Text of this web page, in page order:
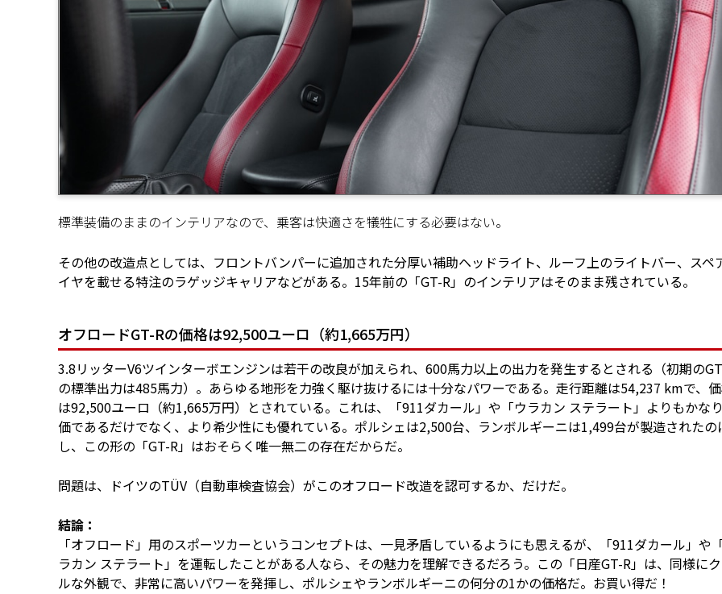
標準装備のままのインテリアなので、乗客は快適さを犠牲にする必要はない。
その他の改造点としては、フロントバンパーに追加された分厚い補助ヘッドライト、ルーフ上のライトバー、スペ
イヤを載せる特注のラゲッジキャリアなどがある。15年前の「GT-R」のインテリアはそのまま残されている。
オフロードGT-Rの価格は92,500ユーロ（約1,665万円）
3.8リッターV6ツインターボエンジンは若干の改良が加えられ、600馬力以上の出力を発生するとされる（初期の
の標準出力は485馬力）。あらゆる地形を力強く駆け抜けるには十分なパワーである。走行距離は54,237 kmで、
は92,500ユーロ（約1,665万円）とされている。これは、「911ダカール」や「ウラカン ステラート」よりもかな
価であるだけでなく、より希少性にも優れている。ポルシェは2,500台、ランボルギーニは1,499台が製造されたの
し、この形の「GT-R」はおそらく唯一無二の存在だからだ。
問題は、ドイツのTÜV（自動車検査協会）がこのオフロード改造を認可するか、だけだ。
結論：
「オフロード」用のスポーツカーというコンセプトは、一見矛盾しているようにも思えるが、「911ダカール」や
ラカン ステラート」を運転したことがある人なら、その魅力を理解できるだろう。この「日産GT-R」は、同様に
ルな外観で、非常に高いパワーを発揮し、ポルシェやランボルギーニの何分の1かの価格だ。お買い得だ！